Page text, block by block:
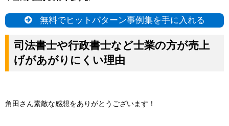
無料でヒットパターン事例集を手に入れる
司法書士や行政書士など士業の方が売上
げがあがりにくい理由
角田さん素敵な感想をありがとうございます！